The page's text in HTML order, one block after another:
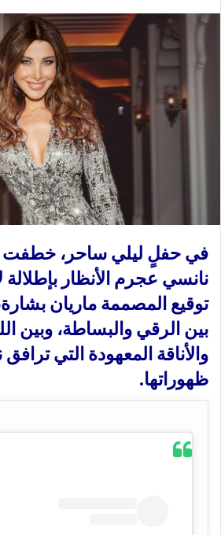
ل
ى
X
ر
ي
د
ا
إ
ل
ك
ت
ر
و
ن
ي
في حفلٍ ليلي ساحر، خطفت
نانسي عجرم الأنظار
توقيع المصممة ماريان
بين الرقي والبساطة، وبين
والأناقة المعهودة التي
ظهوراتها.